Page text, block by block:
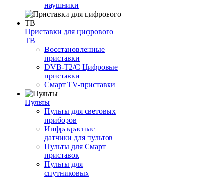
наушники
Приставки для цифрового
ТВ
Восстановленные
приставки
DVB-T2/C Цифровые
приставки
Смарт ТV-приставки
Пульты
Пульты для световых
приборов
Инфракрасные
датчики для пультов
Пульты для Смарт
приставок
Пульты для
спутниковых